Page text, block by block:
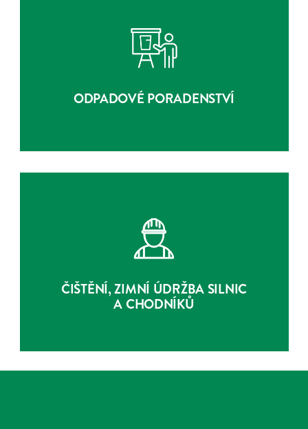
ODPADOVÉ PORADENSTVÍ
ODPADOVÉ PORADENSTVÍ
ČIŠTĚNÍ, ZIMNÍ ÚDRŽBA SILNIC
A CHODNÍKŮ
ČIŠTĚNÍ, ZIMNÍ ÚDRŽBA SILNIC
A CHODNÍKŮ
O SLUŽBĚ